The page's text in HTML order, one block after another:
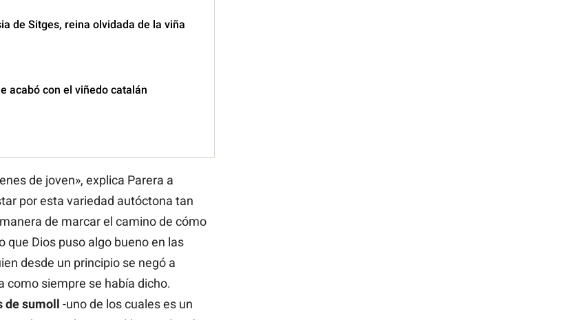
de Sitges, reina olvidada de la viña
acabó con el viñedo catalán
de joven», explica Parera a
por esta variedad autóctona tan
de marcar el camino de cómo
que Dios puso algo bueno en las
desde un principio se negó a
como siempre se había dicho.
de sumoll -uno de los cuales es un